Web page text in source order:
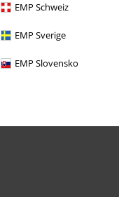
EMP Schweiz
EMP Sverige
EMP Slovensko